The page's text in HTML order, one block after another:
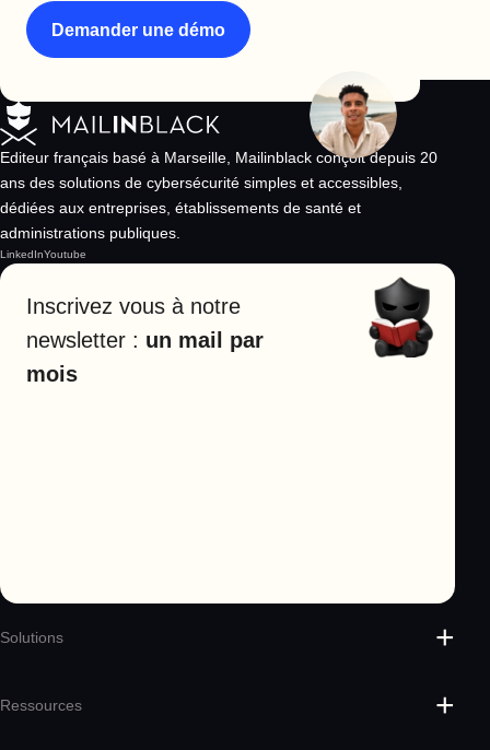
Demander une démo
Editeur français basé à Marseille, Mailinblack conçoit depuis 20
ans des solutions de cybersécurité simples et accessibles,
dédiées aux entreprises, établissements de santé et
administrations publiques.
LinkedInYoutube
Solutions
Sikker
Cyber Coach
Ressources
Inscrivez vous à notre
newsletter : un mail par
mois